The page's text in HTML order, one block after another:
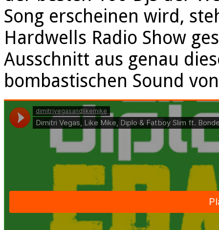
Song erscheinen wird,
Hardwells Radio Show
Ausschnitt aus genau
bombastischen Sound